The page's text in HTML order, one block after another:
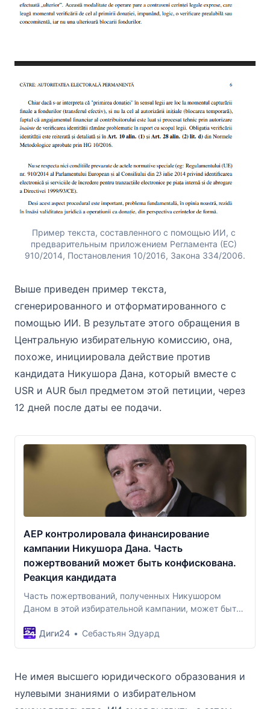
Пример текста, составленного с помощью ИИ, с
предварительным приложением Регламента (ЕС)
910/2014, Постановления 10/2016, Закона 334/2006.
Выше приведен пример текста,
сгенерированного и отформатированного с
помощью ИИ. В результате этого обращения в
Центральную избирательную комиссию, она,
похоже, инициировала действие против
кандидата Никушора Дана, который вместе с
USR и AUR был предметом этой петиции, через
12 дней после даты ее подачи.
AEP контролировала финансирование
кампании Никушора Дана. Часть
пожертвований может быть конфискована.
Реакция кандидата
Часть пожертвований, полученных Никушором
Даном в этой избирательной кампании, может быть
(АЕП), которая недавно провела проверку,
сообщила, что обнаружила несколько нарушений и
Диги24 Себастьян Эдуард
Не имея высшего юридического образования и
нулевыми знаниями о избирательном